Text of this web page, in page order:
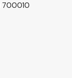
700010